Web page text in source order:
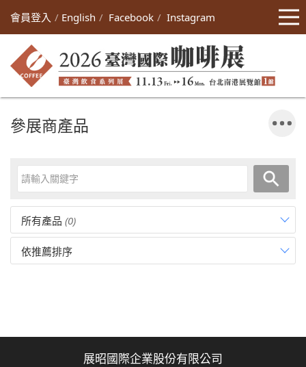
會員登入 English Facebook Instagram
參展商產品
所有產品 (0)
依推薦排序
展昭國際企業股份有限公司